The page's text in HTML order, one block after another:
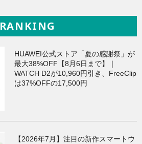
RANKING
HUAWEI公式ストア「夏の感謝祭」が
最大38%OFF【8月6日まで】｜
WATCH D2が10,960円引き、FreeClip
は37%OFFの17,500円
【2026年7月】注目の新作スマートウ